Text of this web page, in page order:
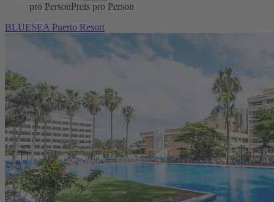
pro PersonPreis pro Person
BLUESEA Puerto Resort